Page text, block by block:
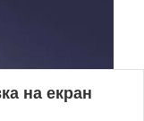
на екран